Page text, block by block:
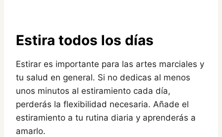
Estira todos los días
Estirar es importante para las artes marciales y
tu salud en general. Si no dedicas al menos
unos minutos al estiramiento cada día,
perderás la flexibilidad necesaria. Añade el
estiramiento a tu rutina diaria y aprenderás a
amarlo.